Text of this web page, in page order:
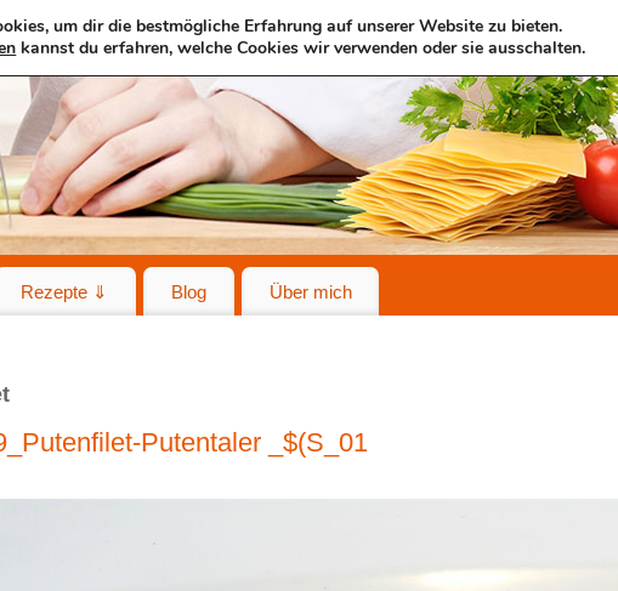
Rezepte ⇓ Blog Über mich
Putentaler _$(S_01
um dir die bestmögliche Erfahrung auf unserer Website zu bieten.
kannst du erfahren, welche Cookies wir verwenden oder sie ausschalten.